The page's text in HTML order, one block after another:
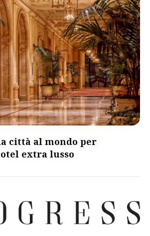
città al mondo per
extra lusso